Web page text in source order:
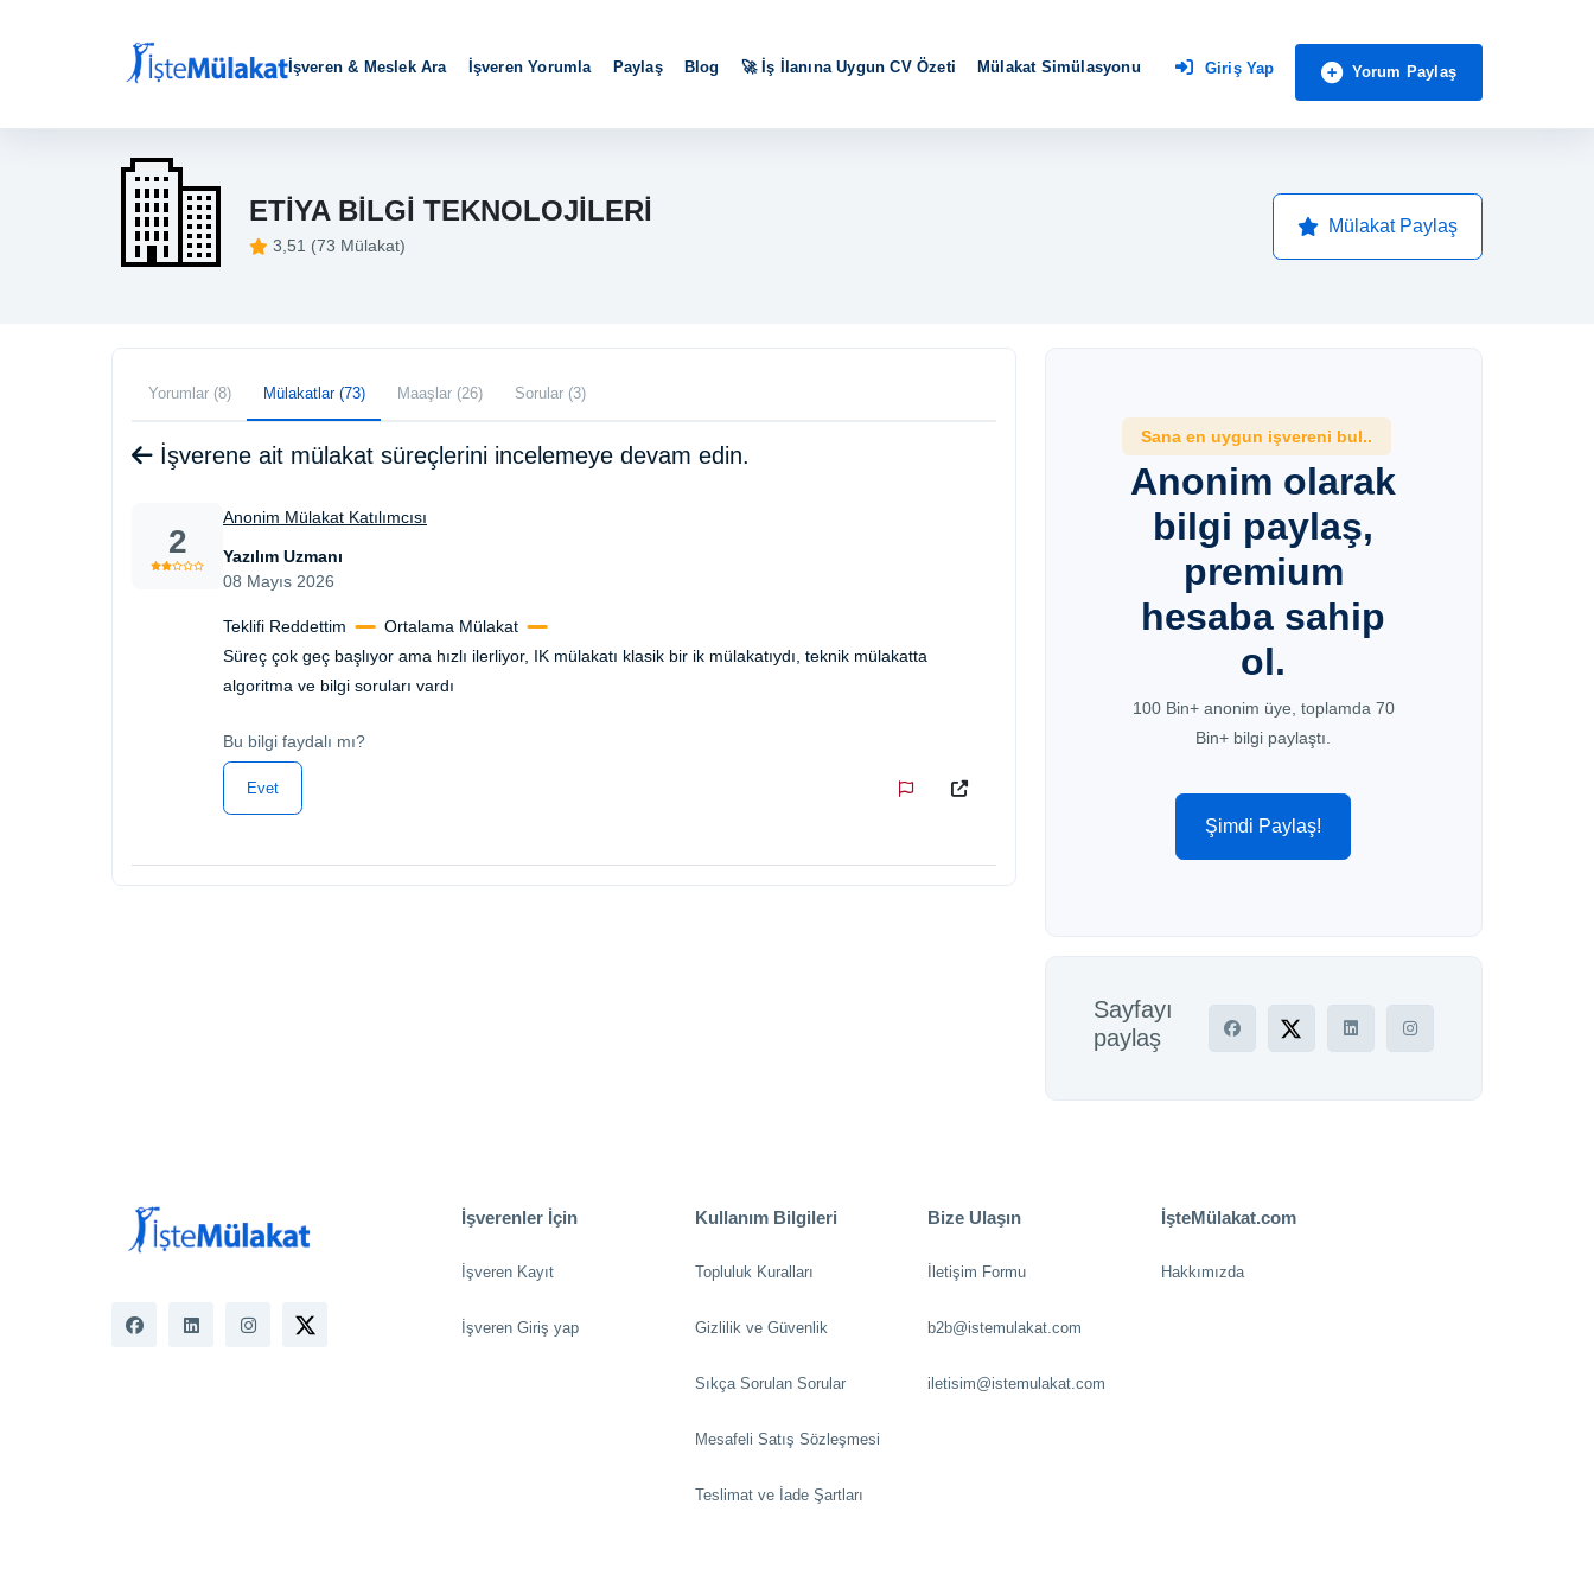
İşveren & Meslek Ara İşveren Yorumla Paylaş Blog 🚀 İş İlanına Uygun CV Özeti Mülakat Simülasyonu Giriş Yap Yorum Paylaş
ETİYA BİLGİ TEKNOLOJİLERİ
3,51 (73 Mülakat)
Mülakat Paylaş
Yorumlar (8) Mülakatlar (73) Maaşlar (26) Sorular (3)
İşverene ait mülakat süreçlerini incelemeye devam edin.
2
Anonim Mülakat Katılımcısı
Yazılım Uzmanı
08 Mayıs 2026
Teklifi Reddettim
Ortalama Mülakat
Süreç çok geç başlıyor ama hızlı ilerliyor, IK mülakatı klasik bir ik mülakatıydı, teknik mülakatta
algoritma ve bilgi soruları vardı
Bu bilgi faydalı mı?
Evet
Sana en uygun işvereni bul..
Anonim olarak
bilgi paylaş,
premium
hesaba sahip
ol.
100 Bin+ anonim üye, toplamda 70
Bin+ bilgi paylaştı.
Şimdi Paylaş!
Sayfayı
paylaş
İşverenler İçin
İşveren Kayıt
İşveren Giriş yap
Kullanım Bilgileri
Topluluk Kuralları
Gizlilik ve Güvenlik
Sıkça Sorulan Sorular
Mesafeli Satış Sözleşmesi
Teslimat ve İade Şartları
Bize Ulaşın
İletişim Formu
b2b@istemulakat.com
iletisim@istemulakat.com
İşteMülakat.com
Hakkımızda